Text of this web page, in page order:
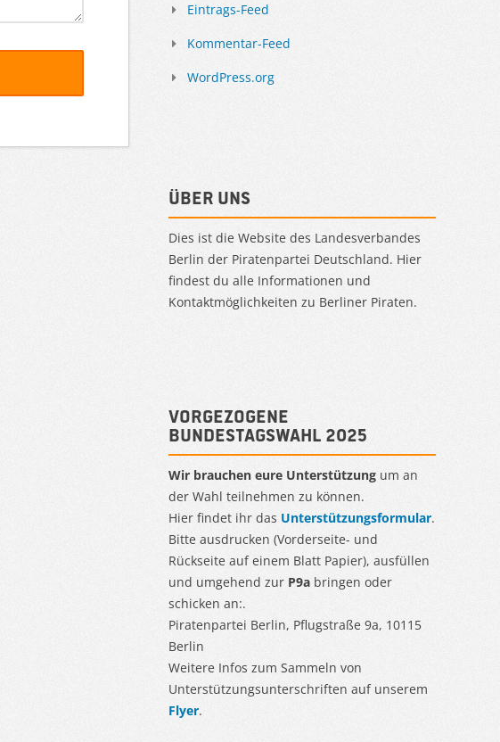
Eintrags-Feed
Kommentar-Feed
WordPress.org
Über uns
Dies ist die Website des Landesverbandes
Berlin der Piratenpartei Deutschland. Hier
findest du alle Informationen und
Kontaktmöglichkeiten zu Berliner Piraten.
Vorgezogene
Bundestagswahl 2025
Wir brauchen eure Unterstützung um an
der Wahl teilnehmen zu können.
Hier findet ihr das Unterstützungsformular.
Bitte ausdrucken (Vorderseite- und
Rückseite auf einem Blatt Papier), ausfüllen
und umgehend zur P9a bringen oder
schicken an:.
Piratenpartei Berlin, Pflugstraße 9a, 10115
Berlin
Weitere Infos zum Sammeln von
Unterstützungsunterschriften auf unserem
Flyer.